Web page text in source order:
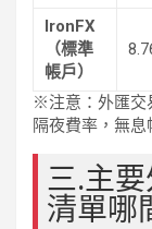
IronFX
（標準
帳戶）
※注意：外匯交
隔夜費率，無
三.主
清單哪